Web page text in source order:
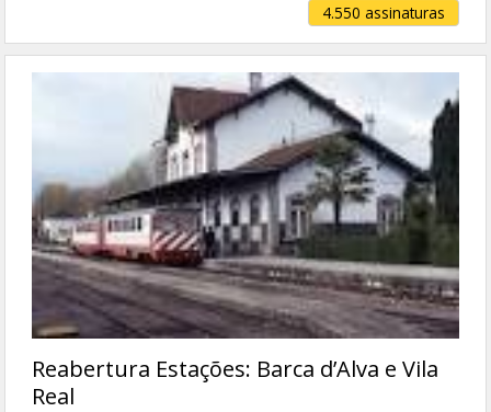
4.550 assinaturas
Reabertura Estações: Barca d’Alva e Vila
Real